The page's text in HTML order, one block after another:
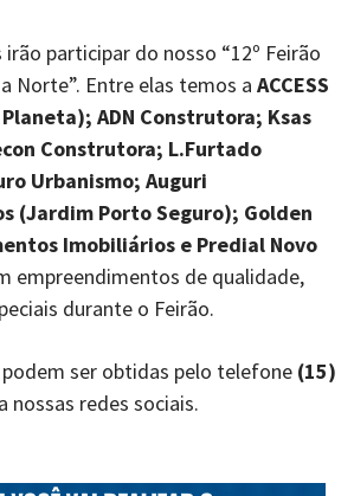
irão participar do nosso “12º Feirão
Norte”. Entre elas temos a ACCESS
ADN Construtora; Ksas
Construtora; L.Furtado
Urbanismo; Auguri
(Jardim Porto Seguro); Golden
Imobiliários e Predial Novo
empreendimentos de qualidade,
durante o Feirão.
ser obtidas pelo telefone (15)
nossas redes sociais.